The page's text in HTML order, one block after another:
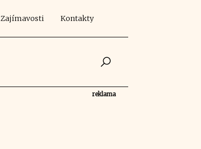
Zajímavosti Kontakty
reklama